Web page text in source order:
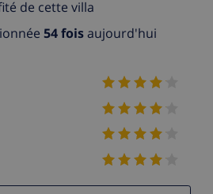
de cette villa
54 foisaujourd'hui